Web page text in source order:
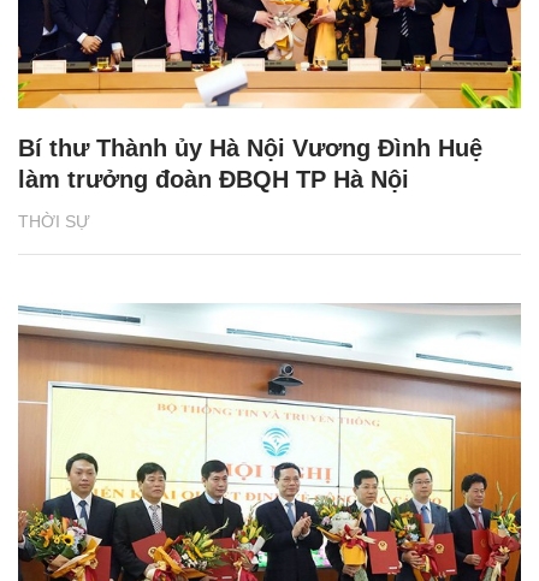
THỜI SỰ
Bí thư Thành ủy Hà Nội Vương Đình Huệ
làm trưởng đoàn ĐBQH TP Hà Nội